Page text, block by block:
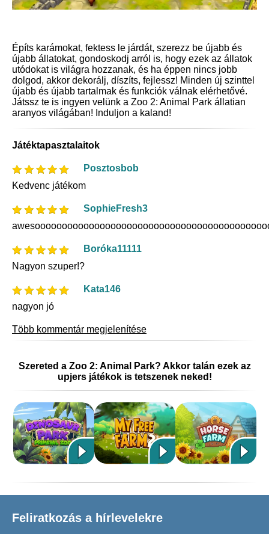
Építs karámokat, fektess le járdát, szerezz be újabb és
újabb állatokat, gondoskodj arról is, hogy ezek az állatok
utódokat is világra hozzanak, és ha éppen nincs jobb
dolgod, akkor dekorálj, díszíts, fejlessz! Minden új szinttel
újabb és újabb tartalmak és funkciók válnak elérhetővé.
Játssz te is ingyen velünk a Zoo 2: Animal Park állatian
aranyos világában! Induljon a kaland!
Játéktapasztalaitok
Posztosbob
Kedvenc játékom
SophieFresh3
Boróka11111
Nagyon szuper!?
Kata146
nagyon jó
Több kommentár megjelenítése
Szereted a Zoo 2: Animal Park? Akkor talán ezek az
upjers játékok is tetszenek neked!
Feliratkozás a hírlevelekre